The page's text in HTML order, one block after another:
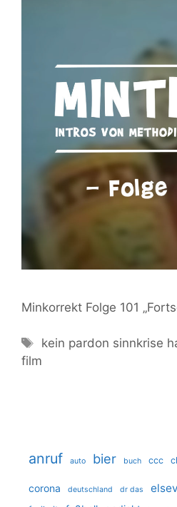
Minkorrekt Folge 101
kein pardon sinnkrise
film
anruf auto bier buch ccc
corona deutschland dr das